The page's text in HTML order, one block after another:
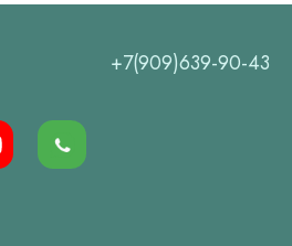
+7(909)639-90-43